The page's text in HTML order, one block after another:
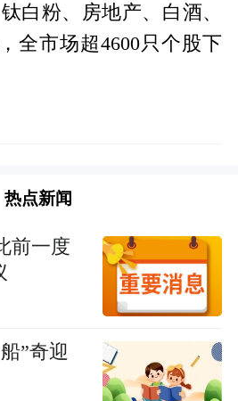
白粉、房地产、白酒、
全市场超4600只个股下
热点新闻
前一度
”奇迎